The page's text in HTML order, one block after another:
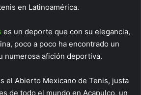
en Latinoamérica.
es un deporte que con su elegancia,
poco a poco ha encontrado un
numerosa afición deportiva.
el Abierto Mexicano de Tenis, justa
de todo el mundo en Acapulco, un